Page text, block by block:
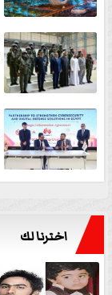
اخترنا لك